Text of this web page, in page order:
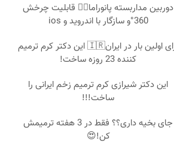
دوربین مداربسته پانوراما👈🏻 قابلیت چرخش
360°و سازگار با اندروید و ios
برای اولین بار در ایران🇮🇷 این دکتر کرم ترمیم
کننده 23 روزه ساخت!
این دکتر شیرازی کرم ترمیم زخم ایرانی را
ساخت!!!
جای بخیه داری؟؟ فقط در 3 هفته ترمیمش
کن!😍